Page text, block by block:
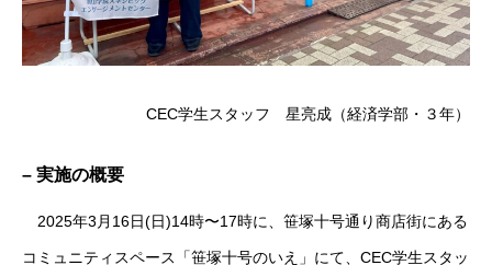
CEC学生スタッフ 星亮成（経済学部・３年）
– 実施の概要
2025年3 月 16日(日)14時〜17時に、笹塚十号通り商店街にある
コミュニティスペース「笹塚十号のいえ」にて、 CEC学生スタッ